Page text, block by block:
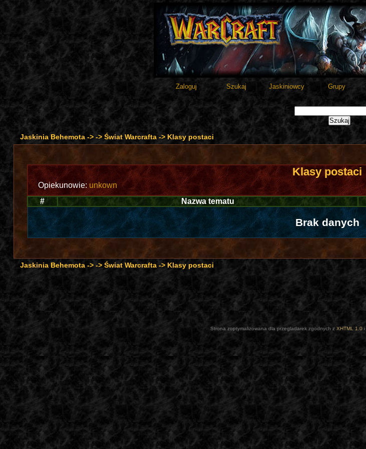
Zaloguj Szukaj Jaskiniowcy Grupy
Jaskinia Behemota ->->Świat Warcrafta -> Klasy postaci
Klasy postaci
Opiekunowie:unkown
#
Nazwa tematu
Brak danych
Jaskinia Behemota ->->Świat Warcrafta ->Klasy postaci
Strona zoptymalizowana dla przegladarek zgodnych z XHTML 1.0i